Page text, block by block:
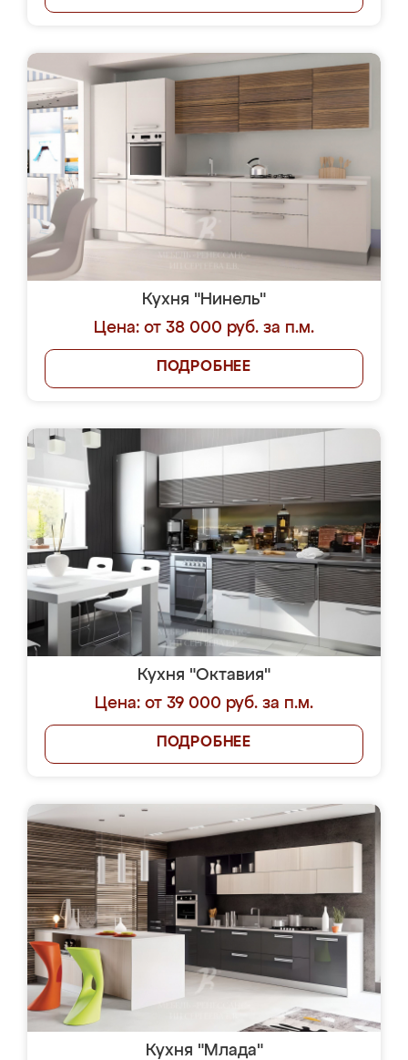
Кухня "Нинель"
Цена: от 38 000 руб. за п.м.
ПОДРОБНЕЕ
Кухня "Октавия"
Цена: от 39 000 руб. за п.м.
ПОДРОБНЕЕ
Кухня "Млада"